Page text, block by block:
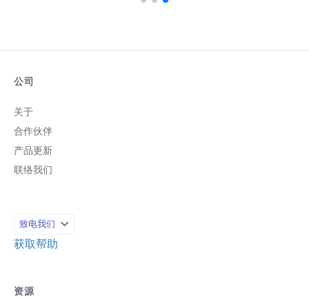
公司
关于
合作伙伴
产品更新
联络我们
致电我们
获取帮助
资源